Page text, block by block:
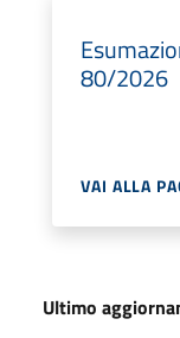
80/2026
VAI ALLA
Ultimo